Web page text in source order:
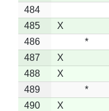
484
485
X
486
*
487
X
488
X
489
*
490
X